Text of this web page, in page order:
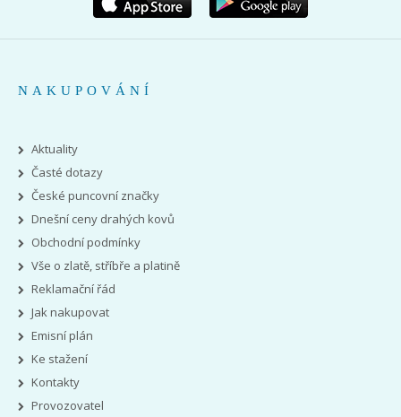
NAKUPOVÁNÍ
Aktuality
Časté dotazy
České puncovní značky
Dnešní ceny drahých kovů
Obchodní podmínky
Vše o zlatě, stříbře a platině
Reklamační řád
Jak nakupovat
Emisní plán
Ke stažení
Kontakty
Provozovatel